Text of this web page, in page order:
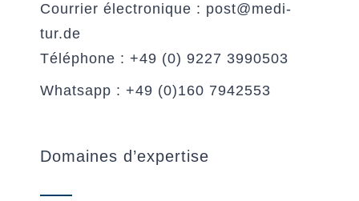
Courrier électronique : post@medi-
tur.de
Téléphone : +49 (0) 9227 3990503
Whatsapp : +49 (0)160 7942553
Domaines d’expertise